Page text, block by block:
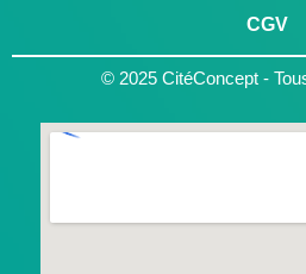
CGV
© 2025 CitéConcept -